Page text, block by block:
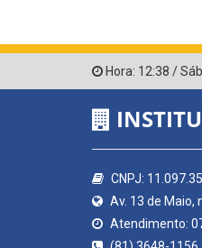
Hora: 12:38 /
CNPJ:
Av. 13 de Maio,
Atendimento: